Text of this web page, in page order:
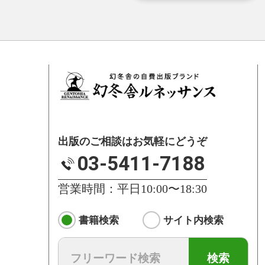
出版のご相談はお気軽にどうぞ
03-5411-7188
営業時間：平日10:00〜18:30
書籍検索 サイト内検索
検索